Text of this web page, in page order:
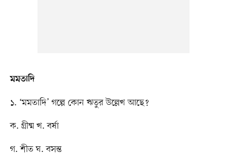
মমতাদি
১. ‘মমতাদি’ গল্পে কোন ঋতুর উল্লেখ আছে?
ক. গ্রীষ্ম খ. বর্ষা
গ. শীত ঘ. বসন্ত